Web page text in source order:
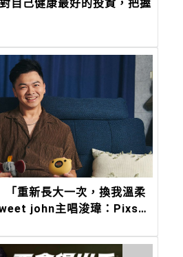
自己健康最好的投資，把握
重新長大一次，換我溫柔
john主唱浚瑋：Pixsee
城堡